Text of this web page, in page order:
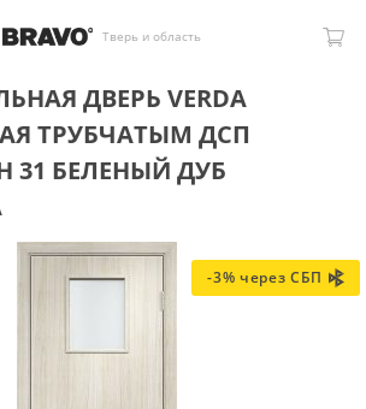
Тверь и область
ДВЕРЬ VERDA
ТРУБЧАТЫМ ДСП
БЕЛЕНЫЙ ДУБ
-3% через СБП